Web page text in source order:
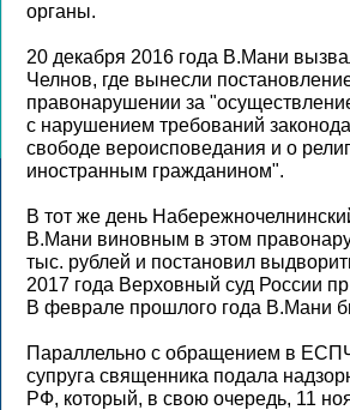
органы.
20 декабря 2016 года В.Мани
Челнов, где вынесли
правонарушении за
с нарушением требований
свободе вероисповедания и о
иностранным гражданином".
В тот же день
В.Мани виновным в этом
тыс. рублей и постановил
2017 года Верховный суд России
В феврале прошлого года В.Мани
Параллельно с обращением в
супруга священника подала
РФ, который, в свою очередь, 11